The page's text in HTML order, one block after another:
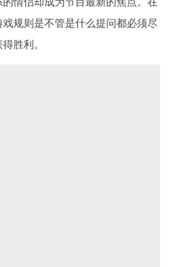
规则是不管是什么提问都必须尽
胜利。